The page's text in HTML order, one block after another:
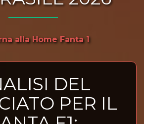
alla Home Fanta 1
DEL
PER IL